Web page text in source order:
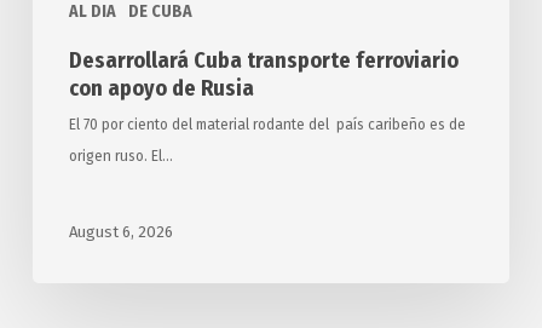
AL DIA DE CUBA
Desarrollará Cuba transporte ferroviario
con apoyo de Rusia
El 70 por ciento del material rodante del país caribeño es de
origen ruso. El…
August 6, 2026